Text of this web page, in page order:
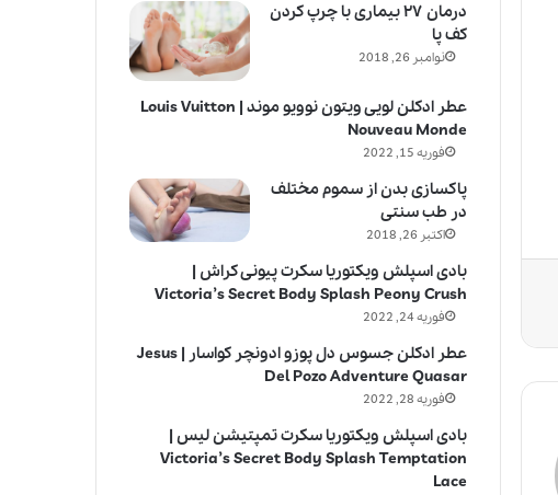
درمان ۲۷ بیماری با چرپ کردن
کف پا
نوامبر 26, 2018
عطر ادکلن لویی ویتون نوویو موند | Louis Vuitton
Nouveau Monde
فوریه 15, 2022
پاکسازی بدن از سموم مختلف
در طب سنتی
اکتبر 26, 2018
بادی اسپلش ویکتوریا سکرت پیونی کراش |
Victoria’s Secret Body Splash Peony Crush
فوریه 24, 2022
عطر ادکلن جسوس دل پوزو ادونچر کواسار | Jesus
Del Pozo Adventure Quasar
فوریه 28, 2022
بادی اسپلش ویکتوریا سکرت تمپتیشن لیس |
Victoria’s Secret Body Splash Temptation
Lace